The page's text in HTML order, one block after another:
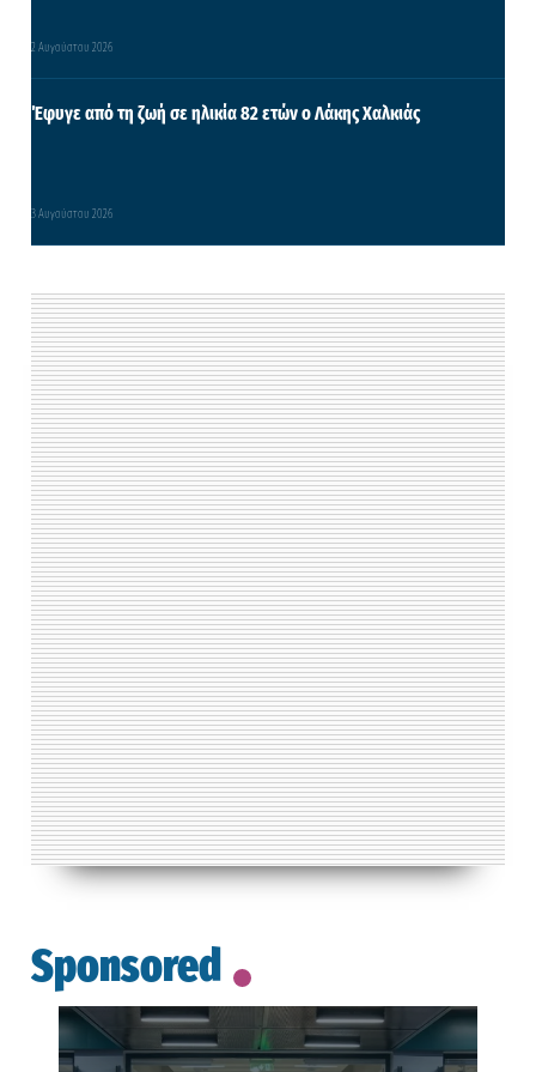
2 Αυγούστου 2026
Έφυγε από τη ζωή σε ηλικία 82 ετών ο Λάκης Χαλκιάς
3 Αυγούστου 2026
Sponsored